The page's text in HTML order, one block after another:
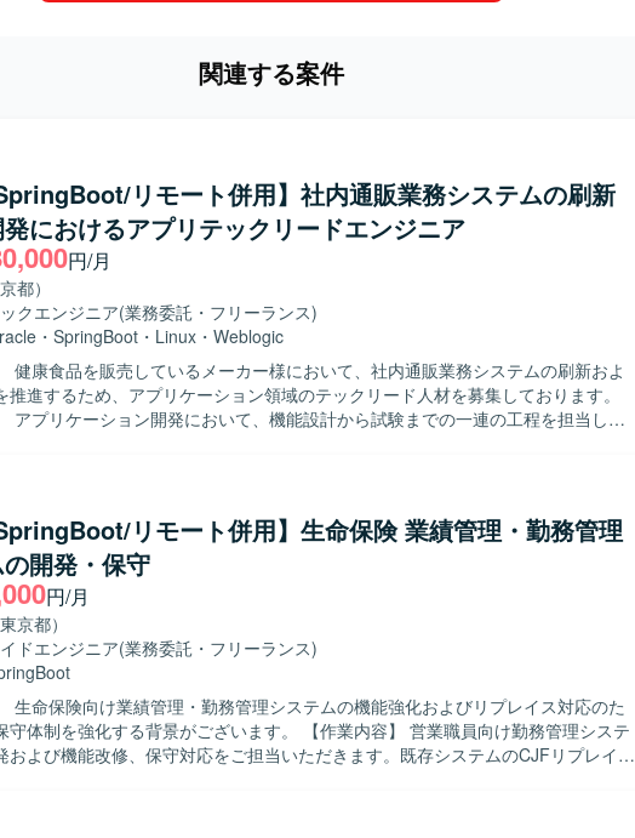
関連する案件
リモート併用】社内通販業務システムの刷新
におけるアプリテックリードエンジニア
円/月
都）
クエンジニア(業務委託・フリーランス)
・ SpringBoot ・ Linux ・ Weblogic
健康食品を販売しているメーカー様において、社内通販業務システムの刷新およ
推進するため、アプリケーション領域のテックリード人材を募集しております。
アプリケーション開発において、機能設計から試験までの一連の工程を担当して
像】 テックリードやアプリケーションアーキテクト候補として、チーム内で実装
術フォローが行える方を求めております。技術課題解決や高難易度の技術タスク
めつつ、決断に至る経緯や結果をメンバーと共有しながら、一緒に対応していけ
ております。現行システムのあるべき姿を見据えた改善提案や継続的な改善活動
る方にご活躍いただきたいと考えております。 【ポジションの魅力】 モダ
ックを活用しながら、大規模な社内通販業務システムの刷新・追加開発に上流か
ができます。レガシー環境からモダン環境への移行プロジェクトに関わること
ーションアーキテクチャ設計や技術選定の経験を積むことができます。テックリ
ームを牽引しつつ、技術面での意思決定や改善活動をリードできるポジションで
テナ・クラウド技術を活用した開発を行っております。現行システムでは
リモート併用】生命保険 業績管理・勤務管理
開発・保守
円/月
京都）
ドエンジニア(業務委託・フリーランス)
生命保険向け業績管理・勤務管理システムの機能強化およびリプレイス対応のた
化する背景がございます。 【作業内容】 営業職員向け勤務管理システ
および機能改修、保守対応をご担当いただきます。既存システムのCJFリプレイス